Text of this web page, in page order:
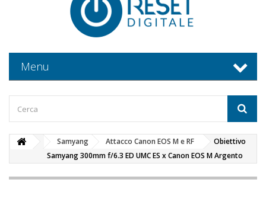
Menu
Samyang Attacco Canon EOS M e RF
Obiettivo
Samyang 300mm f/6.3 ED UMC ES x Canon EOS M Argento